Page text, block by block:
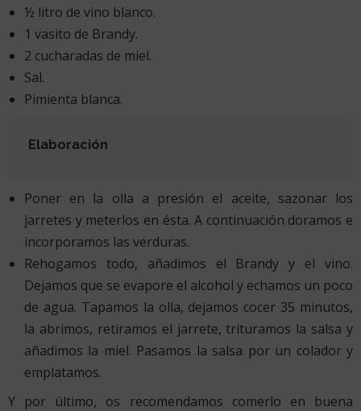
½ litro de vino blanco.
1 vasito de Brandy.
2 cucharadas de miel.
Sal.
Pimienta blanca.
Elaboración
Poner en la olla a presión el aceite, sazonar los
jarretes y meterlos en ésta. A continuación doramos e
incorporamos las verduras.
Rehogamos todo, añadimos el Brandy y el vino.
Dejamos que se evapore el alcohol y echamos un poco
de agua. Tapamos la olla, dejamos cocer 35 minutos,
la abrimos, retiramos el jarrete, trituramos la salsa y
añadimos la miel. Pasamos la salsa por un colador y
emplatamos.
Y por último, os recomendamos comerlo en buena